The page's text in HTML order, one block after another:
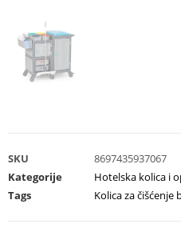
SKU
8697435937067
Kategorije
Hotelska kolica i
Tags
Kolica za čišćenje